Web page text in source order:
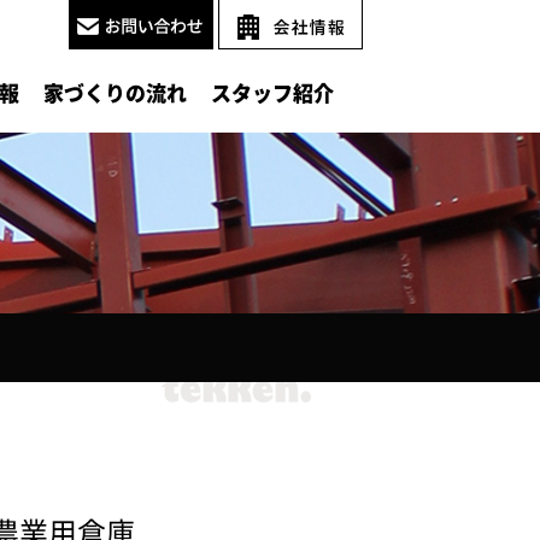
家づくりの流れ スタッフ紹介
業用倉庫